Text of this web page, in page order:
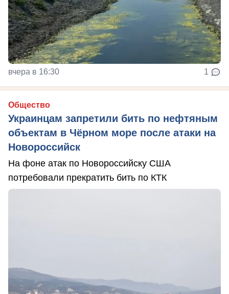
вчера в 16:30 1
Общество
Украинцам запретили бить по нефтяным
объектам в Чёрном море после атаки на
Новороссийск
На фоне атак по Новороссийску США
потребовали прекратить бить по КТК